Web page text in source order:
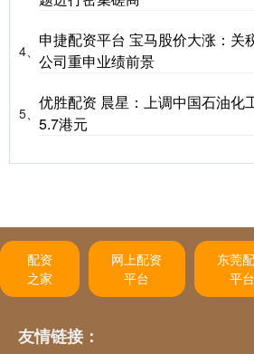
4、
申捷配资平台 宝马股价大涨：关
公司重申业绩前景
5、
优胜配资 晨星：上调中国石油化
5.7港元
配资
之家
网上配资
平台
东莞
平台
友情链接：